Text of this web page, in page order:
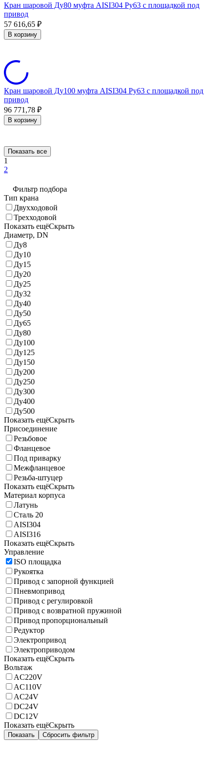
Кран шаровой Ду80 муфта AISI304 Ру63 с площадкой под
привод
57 616,65 ₽
В корзину
Кран шаровой Ду100 муфта AISI304 Ру63 с площадкой под
привод
96 771,78 ₽
В корзину
Показать все
1
2
Фильтр подбора
Тип крана
Двухходовой
Трехходовой
Показать ещёСкрыть
Диаметр, DN
Ду8
Ду10
Ду15
Ду20
Ду25
Ду32
Ду40
Ду50
Ду65
Ду80
Ду100
Ду125
Ду150
Ду200
Ду250
Ду300
Ду400
Ду500
Показать ещёСкрыть
Присоединение
Резьбовое
Фланцевое
Под приварку
Межфланцевое
Резьба-штуцер
Показать ещёСкрыть
Материал корпуса
Латунь
Сталь 20
AISI304
AISI316
Показать ещёСкрыть
Управление
ISO площадка
Рукоятка
Привод с запорной функцией
Пневмопривод
Привод с регулировкой
Привод с возвратной пружиной
Привод пропорциональный
Редуктор
Электропривод
Электроприводом
Показать ещёСкрыть
Вольтаж
AC220V
AC110V
AC24V
DC24V
DC12V
Показать ещёСкрыть
Показать Сбросить фильтр